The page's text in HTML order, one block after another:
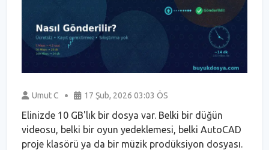
Umut C 17 Şub, 2026 03:03 ÖS
Elinizde 10 GB'lık bir dosya var. Belki bir düğün
videosu, belki bir oyun yedeklemesi, belki AutoCAD
proje klasörü ya da bir müzik prodüksiyon dosyası.